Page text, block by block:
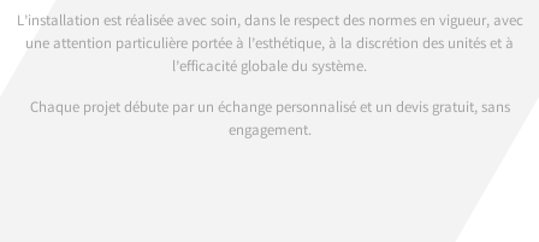
L’installation est réalisée avec soin, dans le respect des normes en vigueur, avec
une attention particulière portée à l’esthétique, à la discrétion des unités et à
l’efficacité globale du système.
Chaque projet débute par un échange personnalisé et un devis gratuit, sans
engagement.